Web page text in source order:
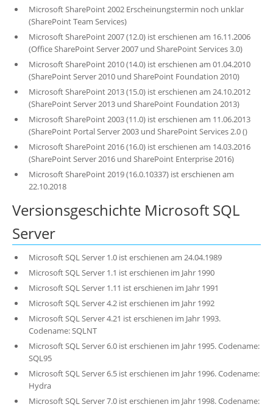
Microsoft SharePoint 2002 Erscheinungstermin noch unklar
(SharePoint Team Services)
Microsoft SharePoint 2007 (12.0) ist erschienen am 16.11.2006
(Office SharePoint Server 2007 und SharePoint Services 3.0)
Microsoft SharePoint 2010 (14.0) ist erschienen am 01.04.2010
(SharePoint Server 2010 und SharePoint Foundation 2010)
Microsoft SharePoint 2013 (15.0) ist erschienen am 24.10.2012
(SharePoint Server 2013 und SharePoint Foundation 2013)
Microsoft SharePoint 2003 (11.0) ist erschienen am 11.06.2013
(SharePoint Portal Server 2003 und SharePoint Services 2.0 ()
Microsoft SharePoint 2016 (16.0) ist erschienen am 14.03.2016
(SharePoint Server 2016 und SharePoint Enterprise 2016)
Microsoft SharePoint 2019 (16.0.10337) ist erschienen am
22.10.2018
Versionsgeschichte Microsoft SQL
Server
Microsoft SQL Server 1.0 ist erschienen am 24.04.1989
Microsoft SQL Server 1.1 ist erschienen im Jahr 1990
Microsoft SQL Server 1.11 ist erschienen im Jahr 1991
Microsoft SQL Server 4.2 ist erschienen im Jahr 1992
Microsoft SQL Server 4.21 ist erschienen im Jahr 1993.
Codename: SQLNT
Microsoft SQL Server 6.0 ist erschienen im Jahr 1995. Codename:
SQL95
Microsoft SQL Server 6.5 ist erschienen im Jahr 1996. Codename:
Hydra
Microsoft SQL Server 7.0 ist erschienen im Jahr 1998. Codename: